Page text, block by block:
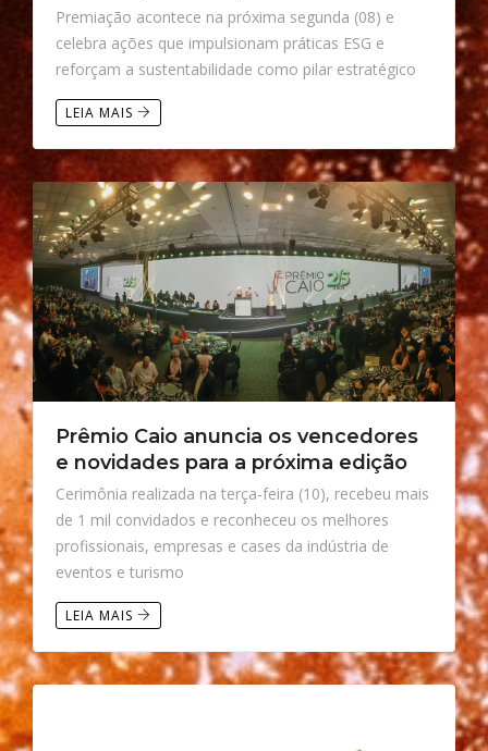
Premiação acontece na próxima segunda (08) e
celebra ações que impulsionam práticas ESG e
reforçam a sustentabilidade como pilar estratégico
LEIA MAIS
Prêmio Caio anuncia os vencedores
e novidades para a próxima edição
Cerimônia realizada na terça-feira (10), recebeu mais
de 1 mil convidados e reconheceu os melhores
profissionais, empresas e cases da indústria de
eventos e turismo
LEIA MAIS